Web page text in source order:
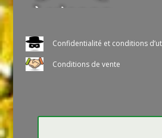
Confidentialité et conditions
Conditions de vente